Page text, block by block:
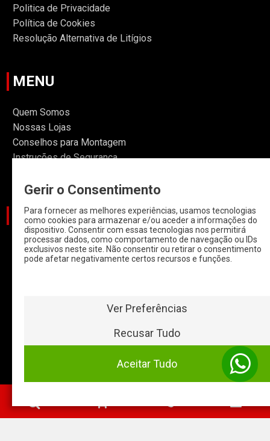
Politica de Privacidade
Política de Cookies
Resolução Alternativa de Litígios
MENU
Quem Somos
Nossas Lojas
Conselhos para Montagem
Instruções de Segurança
CATEGORIAS
CARROS
CARROS COM
Gerir o Consentimento
Para fornecer as melhores experiências, usamos tecnologias
como cookies para armazenar e/ou aceder a informações do
dispositivo. Consentir com essas tecnologias nos permitirá
processar dados, como comportamento de navegação ou IDs
exclusivos neste site. Não consentir ou retirar o consentimento
pode afetar negativamente certos recursos e funções.
Aceitar Tudo
Recusar Tudo
Ver Preferências